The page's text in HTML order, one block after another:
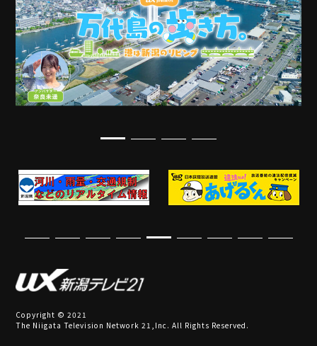
Copyright © 2021
The Niigata Television Network 21,Inc. All Rights Reserved.